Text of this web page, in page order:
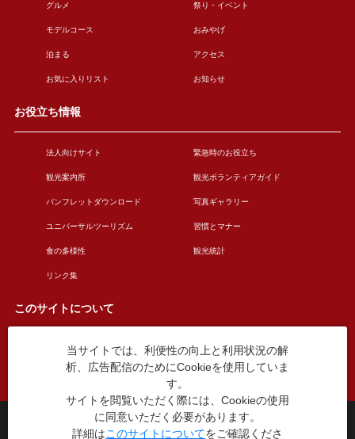
グルメ 祭り・イベント
モデルコース おみやげ
泊まる アクセス
お気に入りリスト お知らせ
お役立ち情報
法人向けサイト 緊急時のお役立ち
観光案内所 観光ボランティアガイド
パンフレットダウンロード 写真ギャラリー
ユニバーサルツーリズム 習慣とマナー
食の多様性 観光統計
リンク集
このサイトについて
このサイトについて 広告掲載について
お問い合わせ
台東区役所観光課
〒110-8615 東京都台東区東上野4丁目5番6号
当サイトでは、利便性の向上と利用状況の解
析、広告配信のためにCookieを使用していま
す。
サイトを閲覧いただく際には、Cookieの使用
に同意いただく必要があります。
詳細はこのサイトについてをご確認くださ